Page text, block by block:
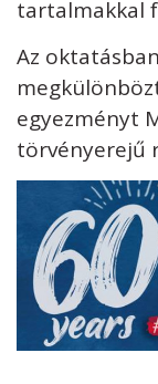
tartalmakkal
Az
egyezményt
törvényerejű